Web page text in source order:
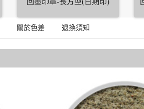
回墨印章-長方型(日期印)
關於色差 退換須知